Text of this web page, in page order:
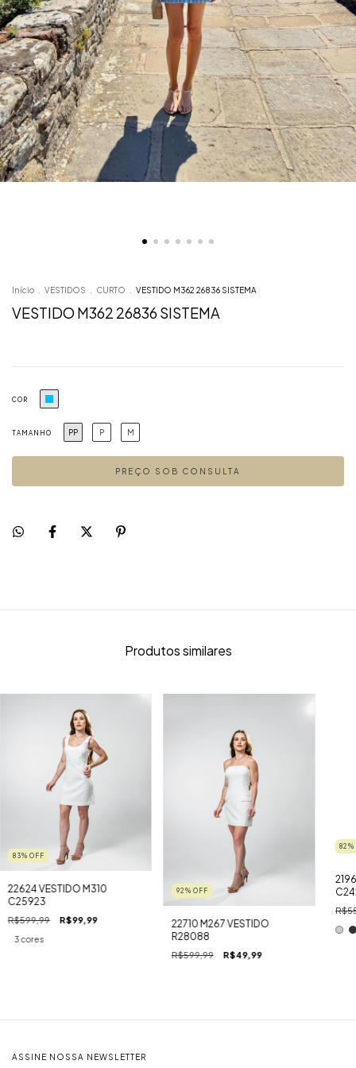
Início . VESTIDOS . CURTO . VESTIDO M362 26836 SISTEMA
VESTIDO M362 26836 SISTEMA
COR
TAMANHO PP P M
Produtos similares
83% OFF
22624 VESTIDO M310
C25923
R$599,99 R$99,99
3 cores
92 % OFF
22710 M267 VESTIDO
R28088
R$599,99 R$49,99
82%
ASSINE NOSSA NEWSLETTER